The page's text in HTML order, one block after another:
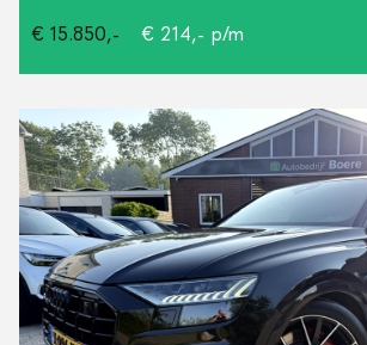
€ 15.850,- € 214,- p/m